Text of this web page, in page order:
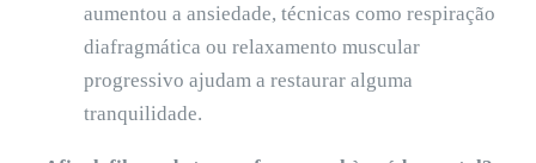
aumentou a ansiedade, técnicas como respiração
diafragmática ou relaxamento muscular
progressivo ajudam a restaurar alguma
tranquilidade.